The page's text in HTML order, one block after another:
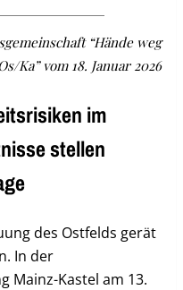
“Hände weg
Ka” vom 18. Januar 2026
im
stellen
des Ostfelds gerät
In der
Mainz-Kastel am 13.